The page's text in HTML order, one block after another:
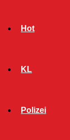
Hot
KL
Polizei